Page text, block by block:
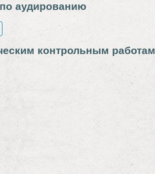
аудированию
контрольным работам